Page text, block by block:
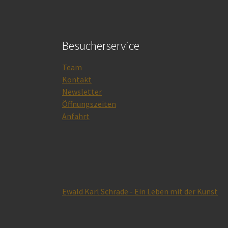
Besucherservice
Team
Kontakt
Newsletter
Öffnungszeiten
Anfahrt
Ewald Karl Schrade - Ein Leben mit der Kunst